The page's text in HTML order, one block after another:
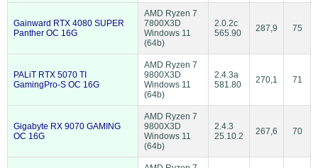
Gainward RTX 4080 SUPER
Panther OC 16G
AMD Ryzen 7
7800X3D
Windows 11
(64b)
2.0.2c
565.90
287,9 75
PALiT RTX 5070 TI
GamingPro-S OC 16G
AMD Ryzen 7
9800X3D
Windows 11
(64b)
2.4.3a
581.80
270,1 71
Gigabyte RX 9070 GAMING
OC 16G
AMD Ryzen 7
9800X3D
Windows 11
(64b)
2.4.3
25.10.2
267,6 70